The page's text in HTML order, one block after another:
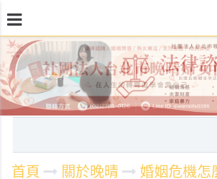
最新消息 關於晚晴 日常
首頁 關於晚晴
婚姻危機怎